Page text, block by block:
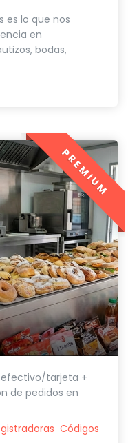
es lo que nos
en
bodas,
efectivo/tarjeta +
de pedidos en
Códigos
PREMIUM